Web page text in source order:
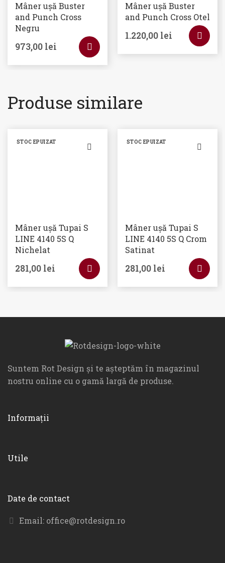
Mâner ușă Buster
and Punch Cross
Negru
973,00 lei
Mâner ușă Buster
and Punch Cross Otel
1.220,00 lei
Produse similare
STOC EPUIZAT
Mâner ușă Tupai S
LINE 4140 5S Q
Nichelat
281,00 lei
STOC EPUIZAT
Mâner ușă Tupai S
LINE 4140 5S Q Crom
Satinat
281,00 lei
Suntem Rot Design și te așteptăm în magazinul
nostru online cu o gamă largă de produse.
Informații
Utile
Date de contact
Email: office@rotdesign.ro